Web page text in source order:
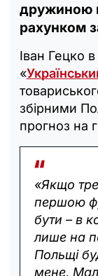
дружиною
рахунком
Іван Гецко
«
збірними
прогноз на
«Якщо
першою
бути – в
лише на
Польщі
мене,